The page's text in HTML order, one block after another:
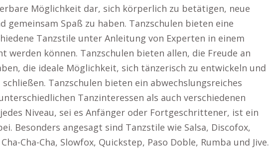
Möglichkeit dar, sich körperlich zu betätigen, neue
gemeinsam Spaß zu haben. Tanzschulen bieten eine
Tanzstile unter Anleitung von Experten in einem
werden können. Tanzschulen bieten allen, die Freude an
die ideale Möglichkeit, sich tänzerisch zu entwickeln und
Tanzschulen bieten ein abwechslungsreiches
Tanzinteressen als auch verschiedenen
Niveau, sei es Anfänger oder Fortgeschrittener, ist ein
Besonders angesagt sind Tanzstile wie Salsa, Discofox,
Cha-Cha, Slowfox, Quickstep, Paso Doble, Rumba und Jive.